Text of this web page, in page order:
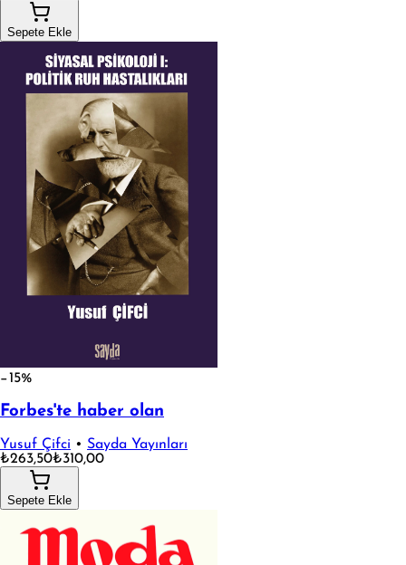
Sepete Ekle
−15%
Forbes'te haber olan
Yusuf Çifci • Sayda Yayınları
₺263,50₺310,00
Sepete Ekle